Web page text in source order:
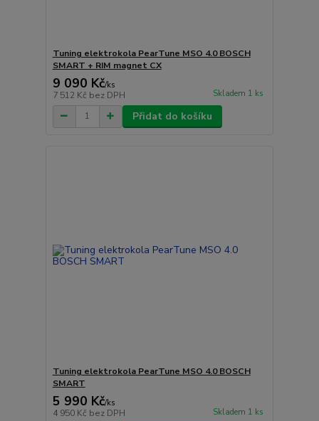
Tuning elektrokola PearTune MSO 4.0 BOSCH
SMART + RIM magnet CX
9 090 Kč/ks
7 512 Kč bez DPH Skladem 1 ks
Přidat do košíku
Tuning elektrokola PearTune MSO 4.0 BOSCH
SMART
5 990 Kč/ks
4 950 Kč bez DPH Skladem 1 ks